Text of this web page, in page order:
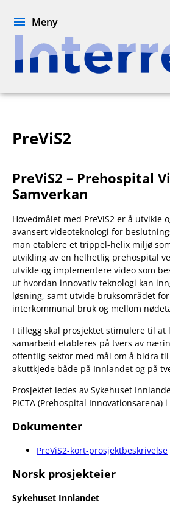
Meny
PreViS2
PreViS2 – Prehospital
Samverkan
Hovedmålet med PreViS2 er å utvikle
avansert videoteknologi for
man etablere et trippel-helix miljø
utvikling av en helhetlig prehospital
utvikle og implementere video som
ut hvordan innovativ teknologi kan
løsning, samt utvide bruksområdet
interkommunal bruk og mellom
I tillegg skal prosjektet stimulere til at
samarbeid etableres på tvers av
offentlig sektor med mål om å bidra
akuttkjede både på Innlandet og på
Prosjektet ledes av Sykehuset
PICTA (Prehospital Innovationsarena) i
Dokumenter
PreViS2-kort-prosjektbeskrivelse
Norsk prosjekteier
Sykehuset Innlandet